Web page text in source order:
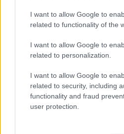
I want to allow Google to
related to functionality of the
I want to allow Google to
related to personalization.
I want to allow Google to
related to security, including
functionality and fraud
user protection.